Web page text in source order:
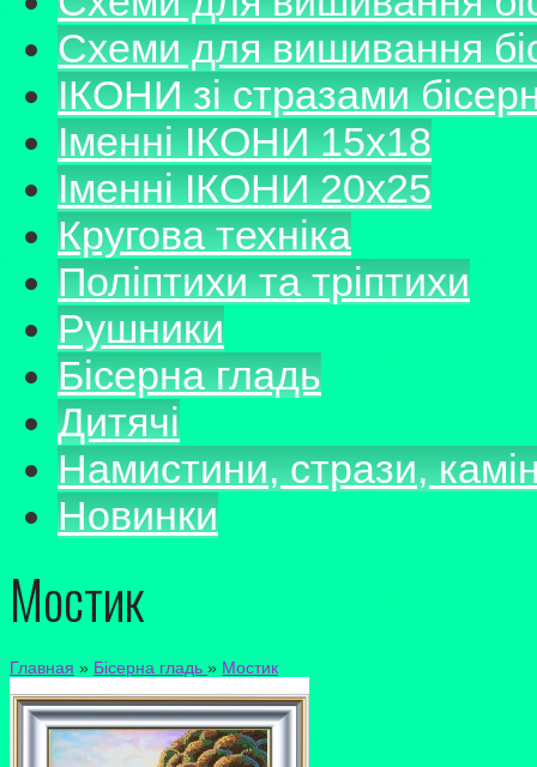
Схеми для вишивання
ІКОНИ зі стразами
Іменні ІКОНИ 15х18
Іменні ІКОНИ 20х25
Кругова техніка
Поліптихи та тріптихи
Рушники
Бісерна гладь
Дитячі
Намистини, стрази,
Новинки
Мостик
Главная » Бісерна гладь » Мостик